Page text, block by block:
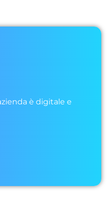
è digitale e